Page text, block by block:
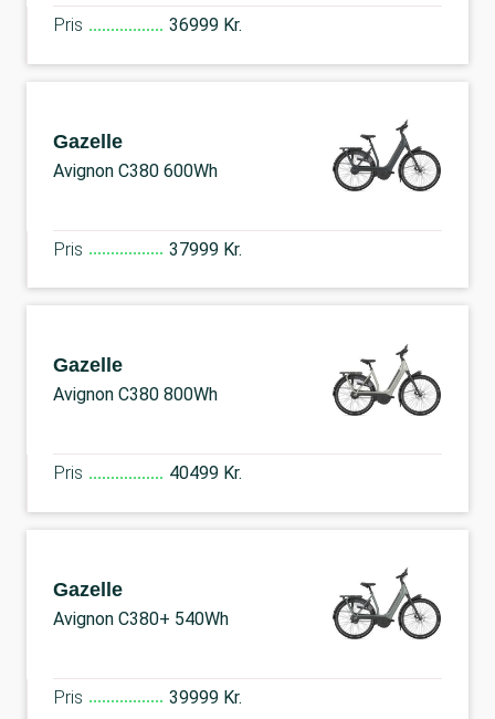
Pris 36999 Kr.
Gazelle
Avignon C380 600Wh
Pris 37999 Kr.
Gazelle
Avignon C380 800Wh
Pris 40499 Kr.
Gazelle
Avignon C380+ 540Wh
Pris 39999 Kr.